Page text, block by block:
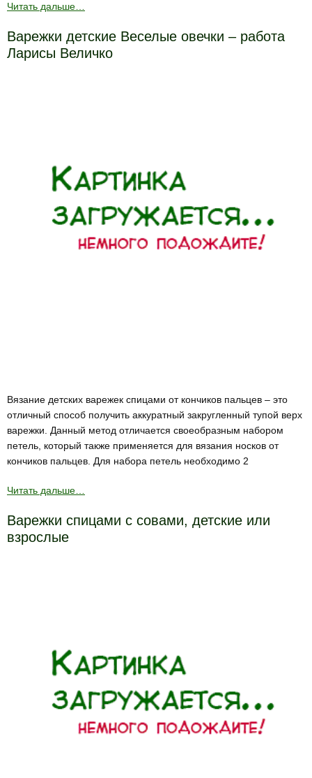
Читать дальше…
Варежки детские Веселые овечки – работа
Ларисы Величко
Вязание детских варежек спицами от кончиков пальцев – это
отличный способ получить аккуратный закругленный тупой верх
варежки. Данный метод отличается своеобразным набором
петель, который также применяется для вязания носков от
кончиков пальцев. Для набора петель необходимо 2
Читать дальше…
Варежки спицами с совами, детские или
взрослые